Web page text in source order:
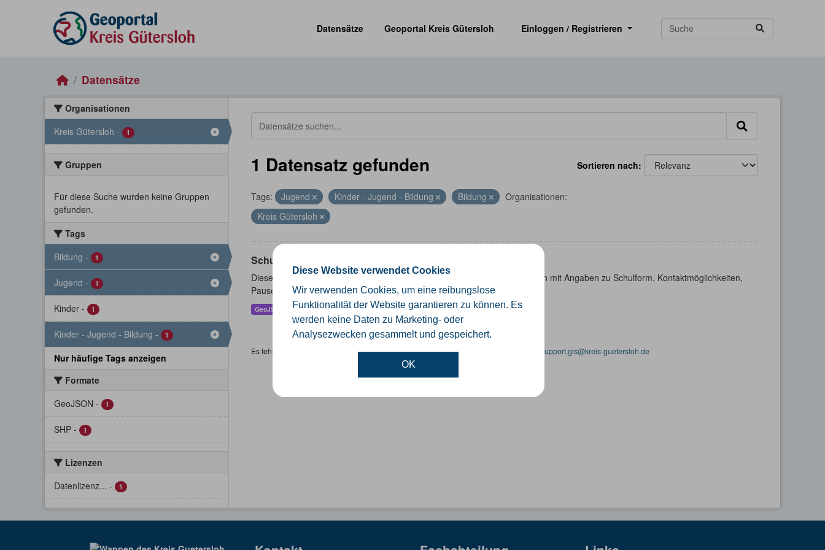
Diese Website verwendet Cookies
Wir verwenden Cookies, um eine reibungslose
Funktionalität der Website garantieren zu können. Es
werden keine Daten zu Marketing- oder
Analysezwecken gesammelt und gespeichert.
OK
Datensätze
Geoportal Kreis Gütersloh Einloggen / Registrieren
Datensätze
Organisationen
Kreis Gütersloh - 1
Gruppen
Für diese Suche wurden keine Gruppen
gefunden.
Tags
Bildung - 1
Jugend - 1
Kinder - 1
Kinder - Jugend - Bildung - 1
Nur häufige Tags anzeigen
Formate
GeoJSON - 1
SHP - 1
Lizenzen
Datenlizenz... - 1
Sortieren nach
1 Datensatz gefunden
Tags: Jugend Kinder - Jugend - Bildung Bildung
Organisationen:
Kreis Gütersloh
Schulen
Dieser Datensatz beinhaltet eine Darstellung der Schulen im Kreis Gütersloh mit Angaben zu Schulform, Kontaktmöglichkeiten,
Pausenzeiten und Schulträger.
GeoJSON SHP
Es fehlen spezifische Datensätze? Wenden Sie sich bitte an einen Administrator unter: support.gis@kreis-guetersloh.de